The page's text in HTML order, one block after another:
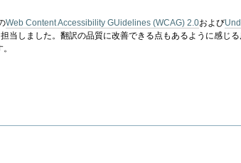
Web Content Accessibility GUidelines (WCAG) 2.0および
しました。翻訳の品質に改善できる点もあるように感じ